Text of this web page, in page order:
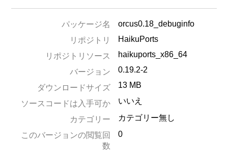
パッケージ名
orcus0.18_debuginfo
リポジトリ
HaikuPorts
リポジトリソース
haikuports_x86_64
バージョン
0.19.2-2
ダウンロードサイズ 13 MB
ソースコードは入手可か いいえ
カテゴリー
カテゴリー無し
このバージョンの閲覧回
数
0